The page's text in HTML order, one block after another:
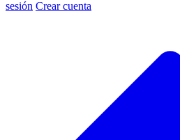
sesión Crear cuenta